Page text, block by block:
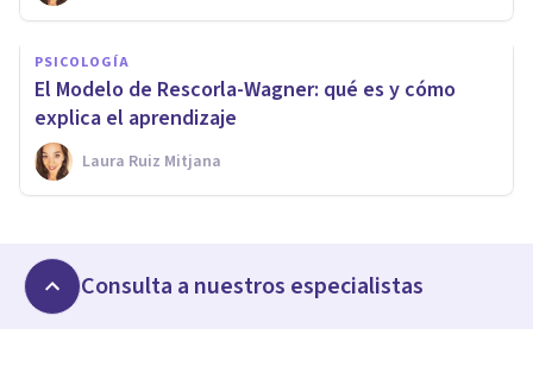
PSICOLOGÍA
El Modelo de Rescorla-Wagner: qué es y cómo
explica el aprendizaje
Laura Ruiz Mitjana
Consulta a nuestros especialistas